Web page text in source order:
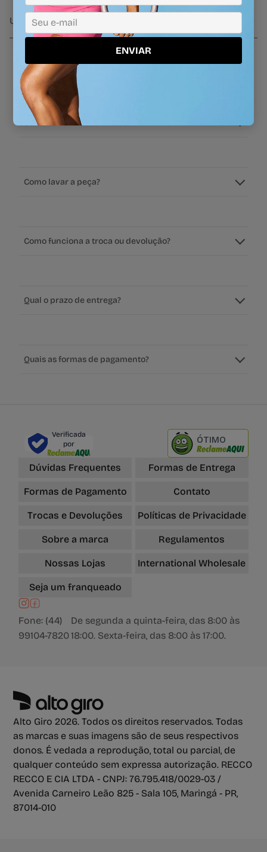
UV50
Perguntas frequentes
Como saber meu tamanho?
Como lavar a peça?
Como funciona a troca ou devolução?
Qual o prazo de entrega?
Quais as formas de pagamento?
Verificada
por
ÓTIMO
Dúvidas Frequentes Formas de Entrega
Formas de Pagamento Contato
Trocas e Devoluções Políticas de Privacidade
Sobre a marca Regulamentos
Nossas Lojas International Wholesale
Seja um franqueado
Fone: (44)
99104-7820
De segunda a quinta-feira, das 8:00 às
18:00. Sexta-feira, das 8:00 às 17:00.
Alto Giro 2026. Todos os direitos reservados. Todas
as marcas e suas imagens são de seus respectivos
donos. É vedada a reprodução, total ou parcial, de
qualquer conteúdo sem expressa autorização. RECCO
RECCO E CIA LTDA - CNPJ: 76.795.418/0029-03 /
Avenida Carneiro Leão 825 - Sala 105, Maringá - PR,
87014-010
ENVIAR